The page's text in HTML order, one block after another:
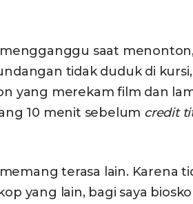
saat
tidak duduk di kursi,
yang merekam film dan
10 menit sebelum credit
terasa lain. Karena
yang lain, bagi saya